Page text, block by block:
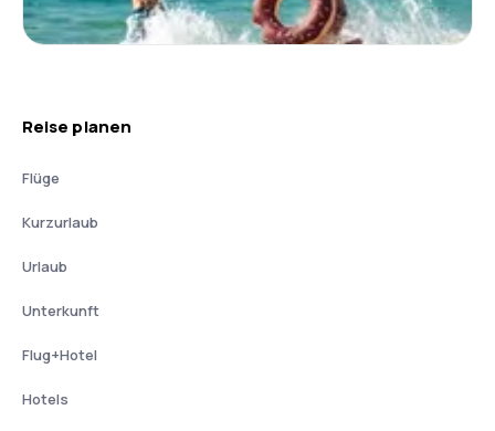
Reise planen
Flüge
Kurzurlaub
Urlaub
Unterkunft
Flug+Hotel
Hotels